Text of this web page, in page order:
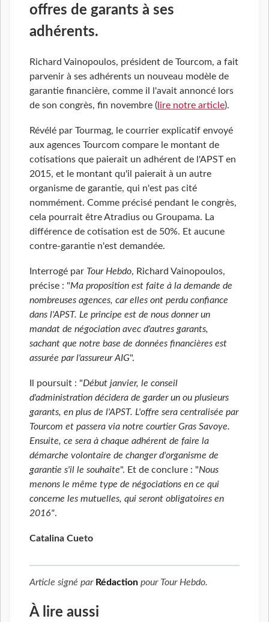
offres de garants à ses
adhérents.
Richard Vainopoulos, président de Tourcom, a fait
parvenir à ses adhérents un nouveau modèle de
garantie financière, comme il l'avait annoncé lors
de son congrès, fin novembre ( lire notre article).
Révélé par Tourmag, le courrier explicatif envoyé
aux agences Tourcom compare le montant de
cotisations que paierait un adhérent de l'APST en
2015, et le montant qu'il paierait à un autre
organisme de garantie, qui n'est pas cité
nommément. Comme précisé pendant le congrès,
cela pourrait être Atradius ou Groupama. La
différence de cotisation est de 50%. Et aucune
contre-garantie n'est demandée.
Interrogé par Tour Hebdo, Richard Vainopoulos,
précise : "Ma proposition est faite à la demande de
nombreuses agences, car elles ont perdu confiance
dans l'APST. Le principe est de nous donner un
mandat de négociation avec d'autres garants,
sachant que notre base de données financières est
assurée par l'assureur AIG".
Il poursuit : "Début janvier, le conseil
d'administration décidera de garder un ou plusieurs
garants, en plus de l'APST. L'offre sera centralisée par
Tourcom et passera via notre courtier Gras Savoye.
Ensuite, ce sera à chaque adhérent de faire la
démarche volontaire de changer d'organisme de
garantie s'il le souhaite". Et de conclure : "Nous
menons le même type de négociations en ce qui
concerne les mutuelles, qui seront obligatoires en
2016".
Catalina Cueto
Article signé par Rédaction pour Tour Hebdo.
À lire aussi